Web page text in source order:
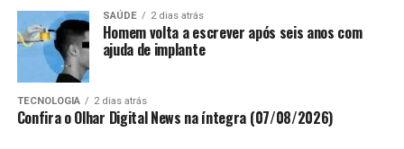
SAÚDE 2 dias atrás
Homem volta a escrever após seis anos com
ajuda de implante
TECNOLOGIA 2 dias atrás
Confira o Olhar Digital News na íntegra (07/08/2026)